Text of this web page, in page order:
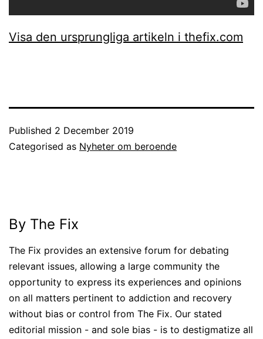
Visa den ursprungliga artikeln i thefix.com
Published 2 December 2019
Categorised as Nyheter om beroende
By The Fix
The Fix provides an extensive forum for debating
relevant issues, allowing a large community the
opportunity to express its experiences and opinions
on all matters pertinent to addiction and recovery
without bias or control from The Fix. Our stated
editorial mission - and sole bias - is to destigmatize all